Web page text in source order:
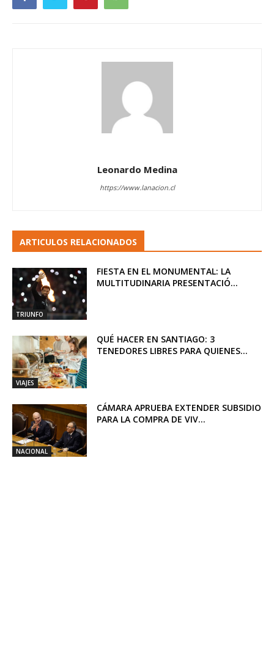
Leonardo Medina
https://www.lanacion.cl
ARTICULOS RELACIONADOS
TRIUNFO
FIESTA EN EL MONUMENTAL: LA
MULTITUDINARIA PRESENTACIÓ...
VIAJES
QUÉ HACER EN SANTIAGO: 3
TENEDORES LIBRES PARA QUIENES...
NACIONAL
CÁMARA APRUEBA EXTENDER SUBSIDIO
PARA LA COMPRA DE VIV...